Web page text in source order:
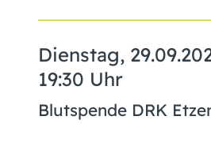
Dienstag,
19:30 Uhr
Blutspende DRK